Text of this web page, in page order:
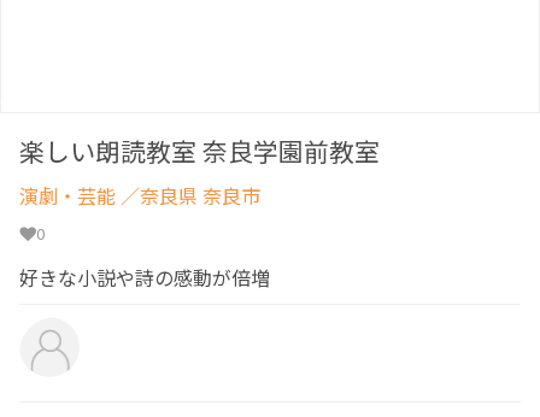
楽しい朗読教室 奈良学園前教室
演劇・芸能 ／奈良県 奈良市
0
好きな小説や詩の感動が倍増